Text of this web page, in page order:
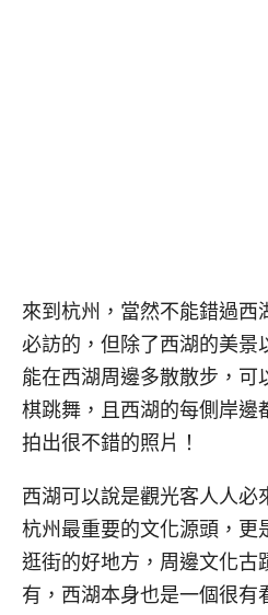
來到杭州，當然不能錯過西
必訪的，但除了西湖的美景
能在西湖周邊多散散步，可
棋跳舞，且西湖的每側岸邊
拍出很不錯的照片！
西湖可以說是觀光客人人必
杭州最重要的文化源頭，更
逛街的好地方，周邊文化古
有，西湖本身也是一個很有